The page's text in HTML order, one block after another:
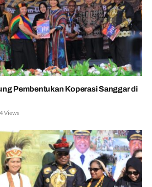
Pembentukan Koperasi Sanggar di
4Views